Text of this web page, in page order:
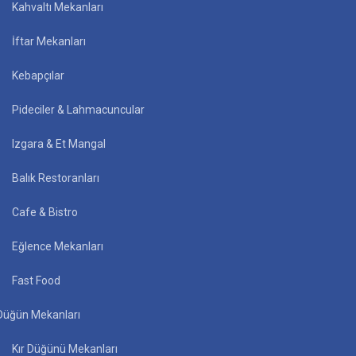
Kahvaltı Mekanları
İftar Mekanları
Kebapçılar
Pideciler & Lahmacuncular
Izgara & Et Mangal
Balık Restoranları
Cafe & Bistro
Eğlence Mekanları
Fast Food
Mekanları
Kır Düğünü Mekanları